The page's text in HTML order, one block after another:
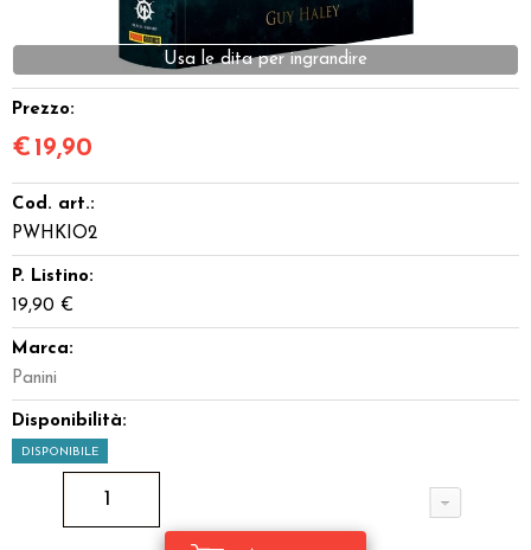
Offerte del Dragone
Usa le dita per ingrandire
Prezzo:
€ 19,90
Cod. art.:
PWHKIO2
P. Listino:
19,90 €
Marca:
Panini
Disponibilità:
DISPONIBILE